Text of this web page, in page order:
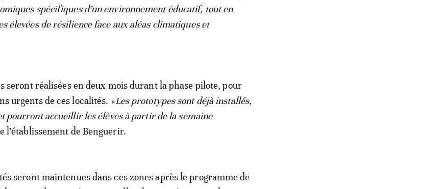
spécifiques d’un environnement éducatif, tout en
élevées de résilience face aux aléas climatiques et
seront réalisées en deux mois durant la phase pilote, pour
urgents de ces localités. «Les prototypes sont déjà installés,
pourront accueillir les élèves à partir de la semaine
l’établissement de Benguerir.
seront maintenues dans ces zones après le programme de